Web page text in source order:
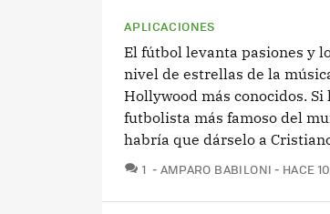
APLICACIONES
El fútbol levanta pasiones y
nivel de estrellas de la
Hollywood más conocidos.
futbolista más famoso del
habría que dárselo a
1 COMENTARIOS
AMPARO BABILONI HACE